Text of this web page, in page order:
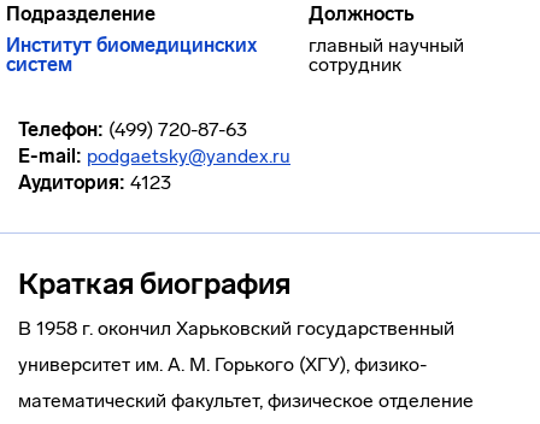
Подразделение
Должность
Институт биомедицинских
систем
главный научный
сотрудник
Телефон: (499) 720-87-63
E-mail: podgaetsky@yandex.ru
Аудитория: 4123
Краткая биография
В 1958 г. окончил Харьковский государственный
университет им. A. M. Горького (ХГУ), физико-
математический факультет, физическое отделение